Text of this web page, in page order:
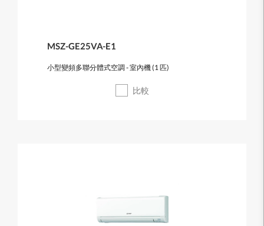
MSZ-GE25VA-E1
小型變頻多聯分體式空調 - 室內機 (1 匹)
比較